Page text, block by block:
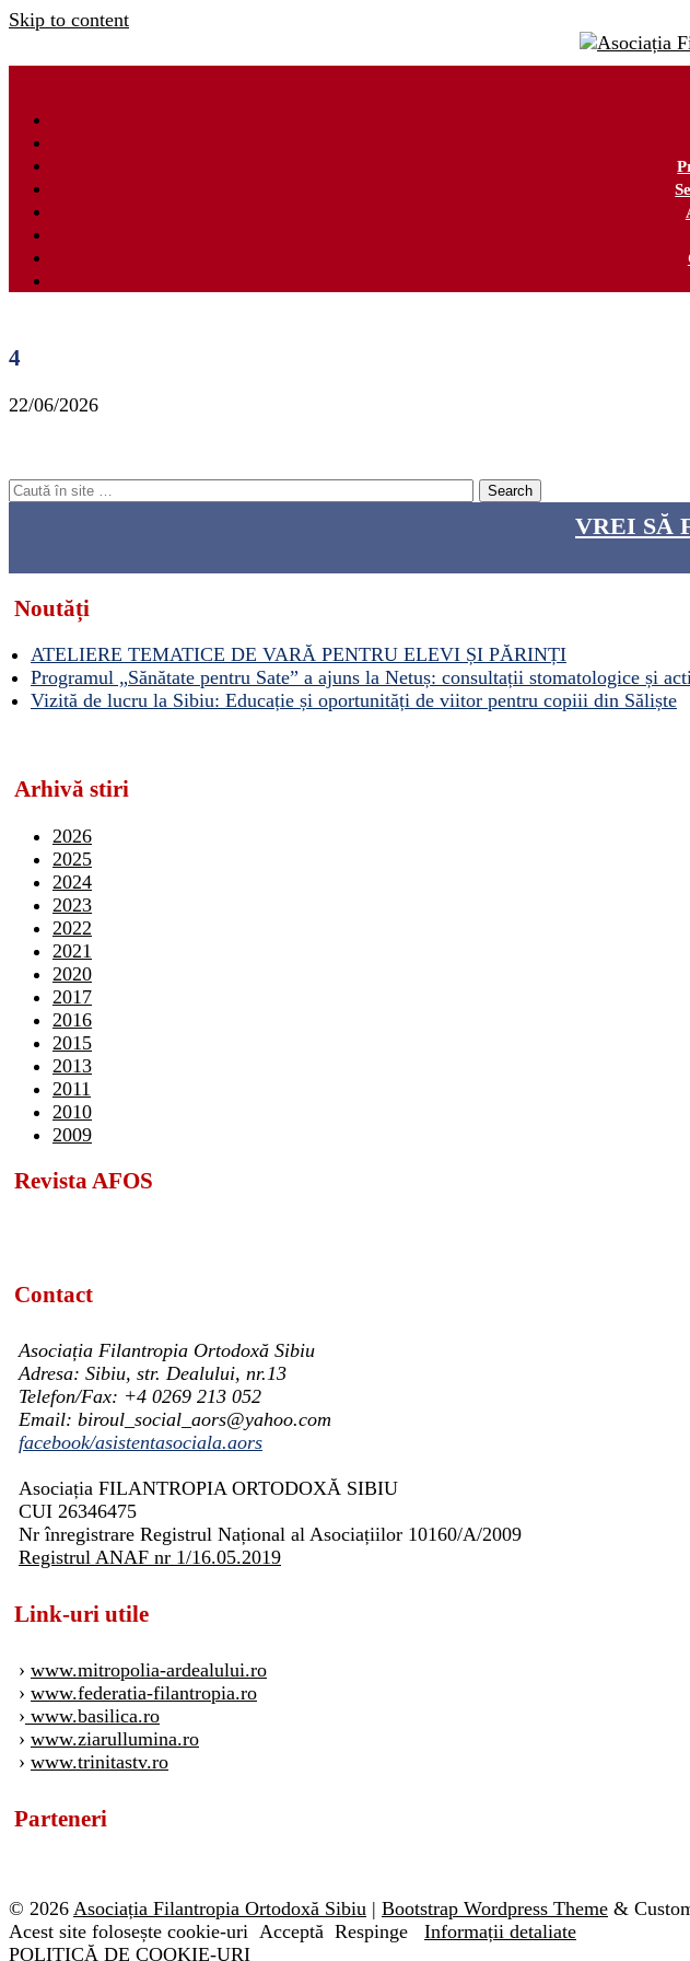
Skip to content
4
22/06/2026
VREI SĂ
Noutăți
ATELIERE TEMATICE DE VARĂ PENTRU ELEVI ȘI PĂRINȚI
Programul „Sănătate pentru Sate” a ajuns la Netuș: consultații stomatologice și
Vizită de lucru la Sibiu: Educație și oportunități de viitor pentru copiii din Săliște
Arhivă stiri
2026
2025
2024
2023
2022
2021
2020
2017
2016
2015
2013
2011
2010
2009
Revista AFOS
Contact
Asociația Filantropia Ortodoxă Sibiu
Adresa: Sibiu, str. Dealului, nr.13
Telefon/Fax: +4 0269 213 052
Email: biroul_social_aors@yahoo.com
facebook/asistentasociala.aors
Asociația FILANTROPIA ORTODOXĂ SIBIU
CUI 26346475
Nr înregistrare Registrul Național al Asociațiilor 10160/A/2009
Registrul ANAF nr 1/16.05.2019
Link-uri utile
› www.mitropolia-ardealului.ro
› www.federatia-filantropia.ro
› www.basilica.ro
› www.ziarullumina.ro
› www.trinitastv.ro
Parteneri
© 2026 Asociația Filantropia Ortodoxă Sibiu | Bootstrap Wordpress Theme &
Acest site folosește cookie-uri Acceptă Respinge
Informații detaliate
POLITICĂ DE COOKIE-URI